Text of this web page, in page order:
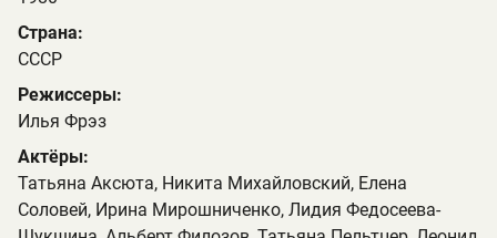
Страна:
СССР
Режиссеры:
Илья Фрэз
Актёры:
Татьяна Аксюта, Никита Михайловский, Елена
Соловей, Ирина Мирошниченко, Лидия Федосеева-